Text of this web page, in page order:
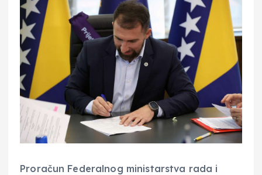
Proračun Federalnog ministarstva rada i